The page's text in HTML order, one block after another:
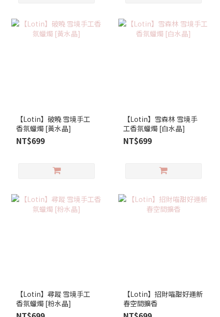
【Lotin】破曉 雪境手工
香氛蠟燭 [黃水晶]
NT$699
【Lotin】雪森林 雪境手
工香氛蠟燭 [白水晶]
NT$699
【Lotin】尋蹤 雪境手工
香氛蠟燭 [粉水晶]
【Lotin】招財喵甜好運新
春空間擴香